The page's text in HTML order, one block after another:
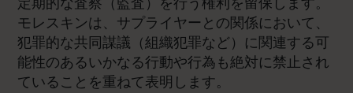
モレスキンは、サプライヤーとの関係において、
犯罪的な共同謀議（組織犯罪など）に関連する可
能性のあるいかなる行動や行為も絶対に禁止され
ていることを重ねて表明します。